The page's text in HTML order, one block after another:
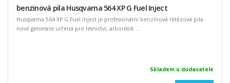
benzinová pila Husqvarna 564 XP G Fuel Inject
Husqvarna 564 XP G Fuel Inject je profesionální benzínová řetězová pila
nové generace určená pro lesnictví, arboristik ...
Skladem u dodavatele